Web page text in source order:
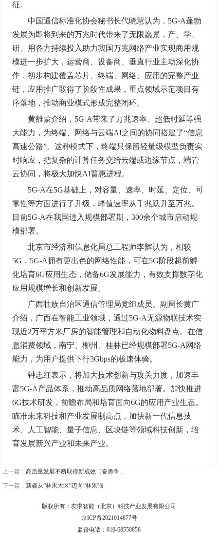
征。
中国通信标准化协会秘书长代晓慧认为，5G-A蓬勃
发展为即将到来的万兆时代带来了无限愿景，产、学、
研、用各方持续投入助力我国万兆网络产业实现商用规
模进一步扩大，运营商、设备商、垂直行业主动深化协
作，初步构建覆盖芯片、终端、网络、应用的完整产业
链，应用推广取得了阶段性成果，重点领域示范项目有
序落地，推动商业模式形成完整闭环。
黄雒蒙介绍，5G-A带来了万兆速率、超低时延等强
大能力，为终端、网络与云端AI之间的协同搭建了“信息
高速公路”。这种模式下，终端只保留轻量级模型负责实
时响应，把复杂的计算任务交给云端或边缘节点，端管
云协同，将极大加快AI普惠进程。
5G-A在5G基础上，对容量、速率、时延、定位、可
靠性等方面进行了升级，峰值速率从千兆跃升至万兆。
目前5G-A在我国进入规模部署期，300余个城市启动规
模部署。
北京市经济和信息化局总工程师李辉认为，相较
5G，5G-A拥有更出色的网络性能，可在5G阶段超前孵
化培育6G应用生态，储备6G发展能力，有效支撑数字化
应用规模增长和创新发展。
广西壮族自治区通信管理局党组成员、副局长黄广
介绍，广西在智能工业领域，通过5G-A无源物联技术实
现近2万平方米厂房的智能管理和自动化物料盘点。在信
息消费领域，南宁、柳州、桂林已经规模部署5G-A网络
能力，为用户提供下行3Gbps的极速体验。
钟志红表示，将加大技术创新与攻关力度，加速丰
富5G-A产品体系，推动高品质网络落地部署。加快推进
6G技术研发，前瞻布局和培育面向6G的应用产业生态。
瞄准未来科技和产业发展制高点，加快新一代信息技
术、人工智能、量子信息、区块链等领域科技创新，培
育发展新兴产业和未来产业。
上一篇：高质量发展不断取得新成效（奋勇争…
下一篇：新疆从“林果大区”迈向“林果强
版权所有：友求智能（北京）科技产业发展有限公司
京ICP备2021014877号
监督电话：010-68550858